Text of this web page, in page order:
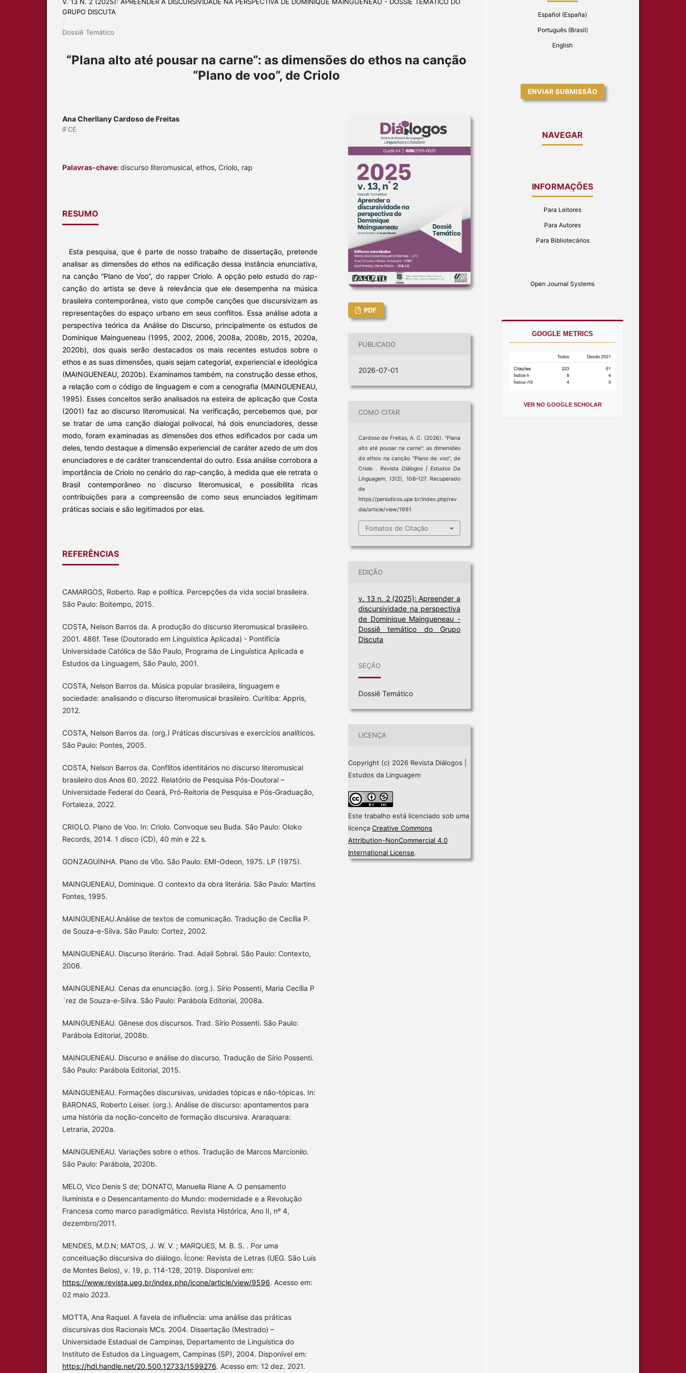
GRUPO DISCUTA
/
Dossiê Temático
“Plana alto até pousar na carne”: as dimensões do ethos na canção
“Plano de voo”, de Criolo
Ana Cherllany Cardoso de Freitas
IFCE
Palavras-chave:discurso literomusical, ethos, Criolo, rap
RESUMO
Esta pesquisa, que é parte de nosso trabalho de dissertação, pretende
analisar as dimensões do ethos na edificação dessa instância enunciativa,
na canção “Plano de Voo”, do rapper Criolo. A opção pelo estudo do rap-
canção do artista se deve à relevância que ele desempenha na música
brasileira contemporânea, visto que compõe canções que discursivizam as
representações do espaço urbano em seus conflitos. Essa análise adota a
perspectiva teórica da Análise do Discurso, principalmente os estudos de
Dominique Maingueneau (1995, 2002, 2006, 2008a, 2008b, 2015, 2020a,
2020b), dos quais serão destacados os mais recentes estudos sobre o
ethos e as suas dimensões, quais sejam categorial, experiencial e ideológica
(MAINGUENEAU, 2020b). Examinamos também, na construção desse ethos,
a relação com o código de linguagem e com a cenografia (MAINGUENEAU,
1995). Esses conceitos serão analisados na esteira de aplicação que Costa
(2001) faz ao discurso literomusical. Na verificação, percebemos que, por
se tratar de uma canção dialogal polivocal, há dois enunciadores, desse
modo, foram examinadas as dimensões dos ethos edificados por cada um
deles, tendo destaque a dimensão experiencial de caráter azedo de um dos
enunciadores e de caráter transcendental do outro. Essa análise corrobora a
importância de Criolo no cenário do rap-canção, à medida que ele retrata o
Brasil contemporâneo no discurso literomusical, e possibilita ricas
contribuições para a compreensão de como seus enunciados legitimam
práticas sociais e são legitimados por elas.
REFERÊNCIAS
CAMARGOS, Roberto. Rap e política. Percepções da vida social brasileira.
São Paulo: Boitempo, 2015.
COSTA, Nelson Barros da. A produção do discurso literomusical brasileiro.
2001. 486f. Tese (Doutorado em Linguística Aplicada) - Pontifícia
Universidade Católica de São Paulo, Programa de Linguística Aplicada e
Estudos da Linguagem, São Paulo, 2001.
COSTA, Nelson Barros da. Música popular brasileira, linguagem e
sociedade: analisando o discurso literomusical brasileiro. Curitiba: Appris,
2012.
COSTA, Nelson Barros da. (org.) Práticas discursivas e exercícios analíticos.
São Paulo: Pontes, 2005.
COSTA, Nelson Barros da. Conflitos identitários no discurso literomusical
brasileiro dos Anos 60. 2022. Relatório de Pesquisa Pós-Doutoral –
Universidade Federal do Ceará, Pró-Reitoria de Pesquisa e Pós-Graduação,
Fortaleza, 2022.
CRIOLO. Plano de Voo. In: Criolo. Convoque seu Buda. São Paulo: Oloko
Records, 2014. 1 disco (CD), 40 min e 22 s.
GONZAGUINHA. Plano de Vôo. São Paulo: EMI-Odeon, 1975. LP (1975).
MAINGUENEAU, Dominique. O contexto da obra literária. São Paulo: Martins
Fontes, 1995.
MAINGUENEAU.Análise de textos de comunicação. Tradução de Cecília P.
de Souza-e-Silva. São Paulo: Cortez, 2002.
MAINGUENEAU. Discurso literário. Trad. Adail Sobral. São Paulo: Contexto,
2006.
MAINGUENEAU. Cenas da enunciação. (org.). Sírio Possenti, Maria Cecília P
´rez de Souza-e-Silva. São Paulo: Parábola Editorial, 2008a.
MAINGUENEAU. Gênese dos discursos. Trad. Sírio Possenti. São Paulo:
Parábola Editorial, 2008b.
MAINGUENEAU. Discurso e análise do discurso. Tradução de Sírio Possenti.
São Paulo: Parábola Editorial, 2015.
MAINGUENEAU. Formações discursivas, unidades tópicas e não-tópicas. In:
BARONAS, Roberto Leiser. (org.). Análise de discurso: apontamentos para
uma história da noção-conceito de formação discursiva. Araraquara:
Letraria, 2020a.
MAINGUENEAU. Variações sobre o ethos. Tradução de Marcos Marcionilo.
São Paulo: Parábola, 2020b.
MELO, Vico Denis S de; DONATO, Manuella Riane A. O pensamento
Iluminista e o Desencantamento do Mundo: modernidade e a Revolução
Francesa como marco paradigmático. Revista Histórica, Ano II, nº 4,
dezembro/2011.
MENDES, M.D.N; MATOS, J. W. V. ; MARQUES, M. B. S. . Por uma
conceituação discursiva do diálogo. Ícone: Revista de Letras (UEG. São Luís
de Montes Belos), v. 19, p. 114-128, 2019. Disponível em:
https://www.revista.ueg.br/index.php/icone/article/view/9596. Acesso em:
02 maio 2023.
MOTTA, Ana Raquel. A favela de influência: uma análise das práticas
discursivas dos Racionais MCs. 2004. Dissertação (Mestrado) –
Universidade Estadual de Campinas, Departamento de Linguística do
Instituto de Estudos da Linguagem, Campinas (SP), 2004. Disponível em:
https://hdl.handle.net/20.500.12733/1599276. Acesso em: 12 dez. 2021.
PDF
PUBLICADO
2026-07-01
COMO CITAR
Cardoso de Freitas, A. C. (2026). “Plana
alto até pousar na carne”: as dimensões
do ethos na canção “Plano de voo”, de
Criolo .Revista Diálogos | Estudos Da
Linguagem, 13(2), 108–127. Recuperado
de
https://periodicos.upe.br/index.php/rev
dia/article/view/1991
Fomatos de Citação
EDIÇÃO
v. 13 n. 2 (2025): Apreender a
discursividade na perspectiva
de Dominique Maingueneau -
Dossiê temático do Grupo
Discuta
SEÇÃO
Dossiê Temático
LICENÇA
Copyright (c) 2026 Revista Diálogos |
Estudos da Linguagem
Este trabalho está licenciado sob uma
licença Creative Commons
Attribution-NonCommercial 4.0
International License.
Español (España)
Português (Brasil)
English
ENVIAR SUBMISSÃO
NAVEGAR
INFORMAÇÕES
Para Leitores
Para Autores
Para Bibliotecários
Open Journal Systems
GOOGLE METRICS
VER NO GOOGLE SCHOLAR